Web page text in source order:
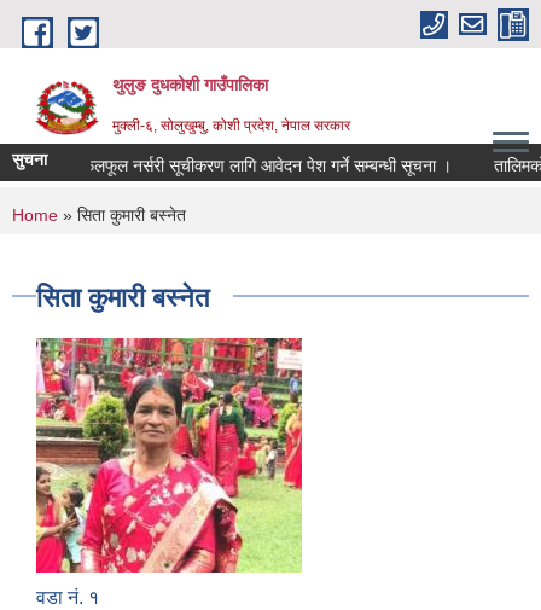
Skip to main content
थुलुङ दुधकोशी गाउँपालिका
मुक्ली-६, सोलुखुम्बु, कोशी प्रदेश, नेपाल सरकार
सुचनानिजि फलफूल नर्सरी सूचीकरण लागि आवेदन पेश गर्ने सम्बन्धी सूचना ।
You are here
Home » सिता कुमारी बस्‍नेत
सिता कुमारी बस्‍नेत
वडा नं. १